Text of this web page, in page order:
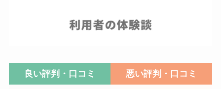
良い評判・口コミ 悪い評判・口コミ